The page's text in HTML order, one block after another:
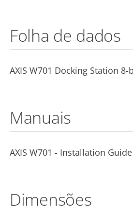
Folha de dados
AXIS W701 Docking Station 8-
Manuais
AXIS W701 - Installation Guide
Dimensões